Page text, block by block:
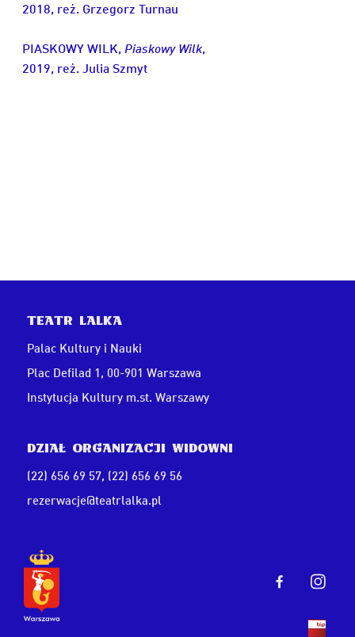
2018, reż. Grzegorz Turnau
PIASKOWY WILK, Piaskowy Wilk,
2019, reż. Julia Szmyt
Teatr Lalka
Palac Kultury i Nauki
Plac Defilad 1, 00-901 Warszawa
Instytucja Kultury m.st. Warszawy
Dział Organizacji Widowni
(22) 656 69 57, (22) 656 69 56
rezerwacje@teatrlalka.pl
Przejdź do facebook
Przejdź
Przejdź do